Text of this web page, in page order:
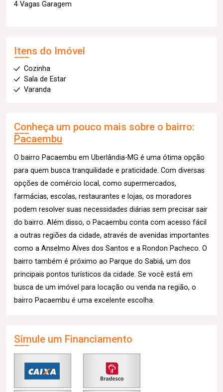
4 Vagas Garagem
Itens do Imóvel
Cozinha
Sala de Estar
Varanda
Conheça um pouco mais sobre o bairro:
Pacaembu
O bairro Pacaembu em Uberlândia-MG é uma ótima opção
para quem busca tranquilidade e praticidade. Com diversas
opções de comércio local, como supermercados,
farmácias, escolas, restaurantes e lojas, os moradores
podem resolver suas necessidades diárias sem precisar sair
do bairro. Além disso, o Pacaembu conta com acesso fácil
a outras regiões da cidade, através de avenidas importantes
como a Anselmo Alves dos Santos e a Rondon Pacheco. O
bairro também é próximo ao Parque do Sabiá, um dos
principais pontos turísticos da cidade. Se você está em
busca de um imóvel para locação ou venda na região, o
bairro Pacaembu é uma excelente escolha.
Simule um Financiamento